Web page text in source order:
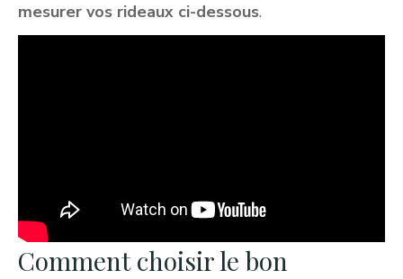
mesurer vos rideaux ci-dessous.
Comment choisir le bon